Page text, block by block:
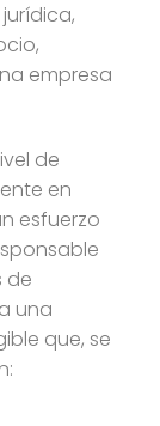
empresa
de
en
esfuerzo
de
una
que, se